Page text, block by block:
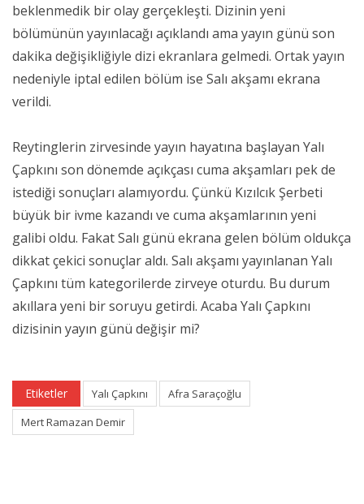
beklenmedik bir olay gerçekleşti. Dizinin yeni
bölümünün yayınlacağı açıklandı ama yayın günü son
dakika değişikliğiyle dizi ekranlara gelmedi. Ortak yayın
nedeniyle iptal edilen bölüm ise Salı akşamı ekrana
verildi.
Reytinglerin zirvesinde yayın hayatına başlayan Yalı
Çapkını son dönemde açıkçası cuma akşamları pek de
istediği sonuçları alamıyordu. Çünkü Kızılcık Şerbeti
büyük bir ivme kazandı ve cuma akşamlarının yeni
galibi oldu. Fakat Salı günü ekrana gelen bölüm oldukça
dikkat çekici sonuçlar aldı. Salı akşamı yayınlanan Yalı
Çapkını tüm kategorilerde zirveye oturdu. Bu durum
akıllara yeni bir soruyu getirdi. Acaba Yalı Çapkını
dizisinin yayın günü değişir mi?
Etiketler Yalı Çapkını
Afra Saraçoğlu
Mert Ramazan Demir